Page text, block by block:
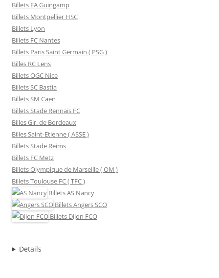
Billets EA Guingamp
Billets Montpellier HSC
Billets Lyon
Billets FC Nantes
Billets Paris Saint Germain ( PSG )
Billes RC Lens
Billets OGC Nice
Billets SC Bastia
Billets SM Caen
Billets Stade Rennais FC
Billes Gir. de Bordeaux
Billes Saint-Etienne ( ASSE )
Billets Stade Reims
Billets FC Metz
Billets Olympique de Marseille ( OM )
Billets Toulouse FC ( TFC )
BilletsAS Nancy
BilletsAngers SCO
Billets Dijon FCO
Details